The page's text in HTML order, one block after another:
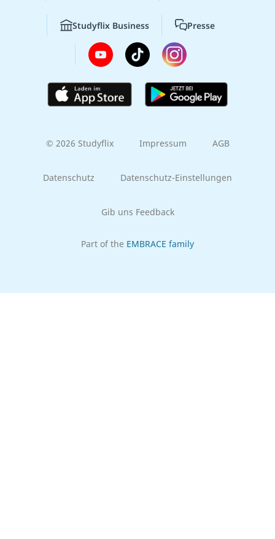
Studyflix Business Presse
© 2026 Studyflix Impressum AGB
Datenschutz Datenschutz-Einstellungen
Gib uns Feedback
Part of the EMBRACE family